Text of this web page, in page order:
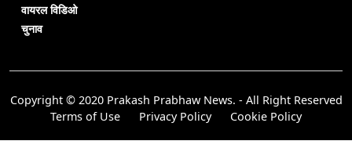
वायरल विडिओ
चुनाव
Copyright © 2020 Prakash Prabhaw News. - All Right Reserved
Terms of Use
Privacy Policy Cookie Policy